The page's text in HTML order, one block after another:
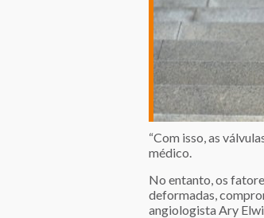
“Com isso, as
médico.
No entanto, os
deformadas,
angiologista Ary